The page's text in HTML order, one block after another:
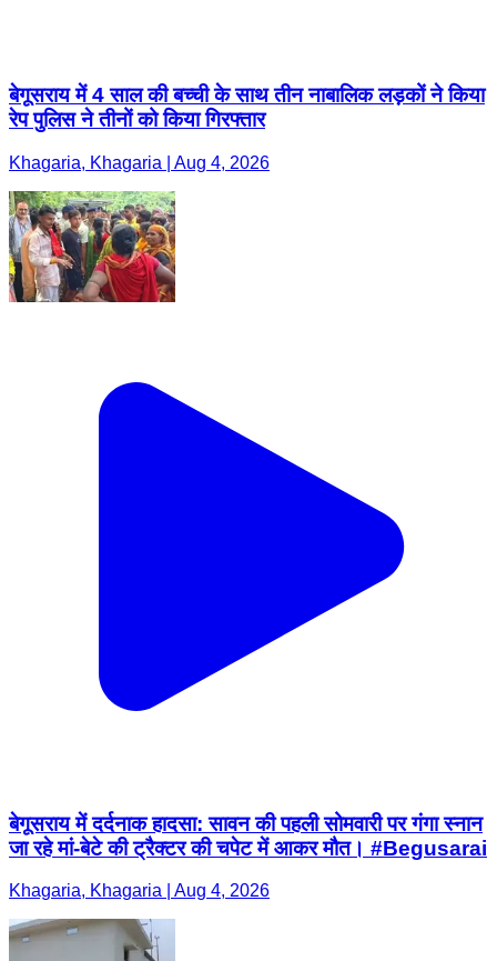
बेगूसराय में 4 साल की बच्ची के साथ तीन नाबालिक लड़कों ने किया
रेप पुलिस ने तीनों को किया गिरफ्तार
Khagaria, Khagaria | Aug 4, 2026
बेगूसराय में दर्दनाक हादसा: सावन की पहली सोमवारी पर गंगा स्नान
जा रहे मां-बेटे की ट्रैक्टर की चपेट में आकर मौत। #Begusarai
Khagaria, Khagaria | Aug 4, 2026